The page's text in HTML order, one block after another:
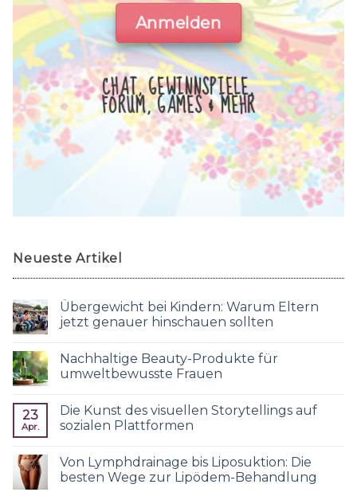
Anmelden
CHAT, GEWINNSPIELE,
FORUM, GAMES & MEHR
Neueste Artikel
Übergewicht bei Kindern: Warum Eltern
jetzt genauer hinschauen sollten
Nachhaltige Beauty-Produkte für
umweltbewusste Frauen
23
Apr.
Die Kunst des visuellen Storytellings auf
sozialen Plattformen
Von Lymphdrainage bis Liposuktion: Die
besten Wege zur Lipödem-Behandlung